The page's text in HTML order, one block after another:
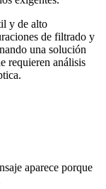
y de alto
de filtrado y
una solución
requieren análisis
aparece porque